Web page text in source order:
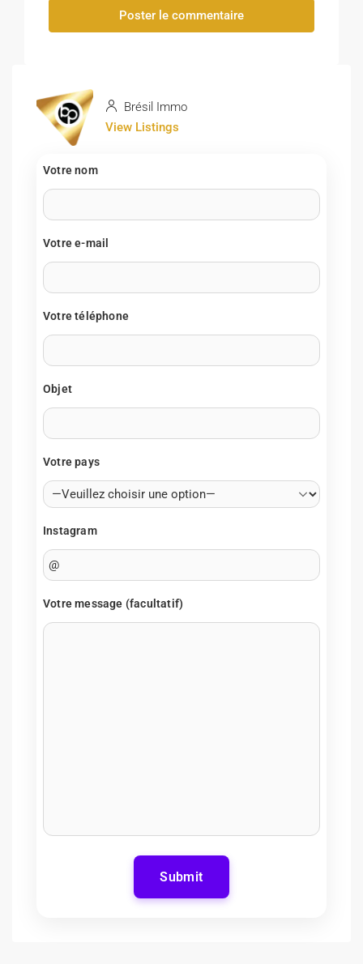
Poster le commentaire
Brésil Immo
View Listings
Votre nom
Votre e-mail
Votre téléphone
Objet
Votre pays
Instagram
Votre message (facultatif)
Submit